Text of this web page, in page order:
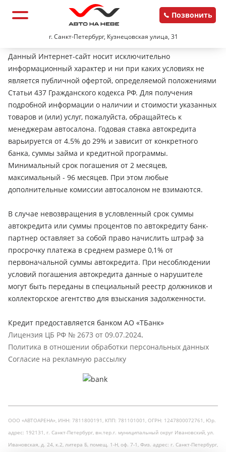
г. Санкт-Петербург, Кузнецовская улица, 31
Позвонить
Данный Интернет-сайт носит исключительно
информационный характер и ни при каких условиях не
является публичной офертой, определяемой положениями
Статьи 437 Гражданского кодекса РФ. Для получения
подробной информации о наличии и стоимости указанных
товаров и (или) услуг, пожалуйста, обращайтесь к
менеджерам автосалона. Годовая ставка автокредита
варьируется от 4.5% до 29% и зависит от конкретного
банка, суммы займа и кредитной программы.
Минимальный срок погашения от 2 месяцев,
максимальный - 96 месяцев. При этом любые
дополнительные комиссии автосалоном не взимаются.
В случае невозвращения в условленный срок суммы
автокредита или суммы процентов по автокредиту банк-
партнер оставляет за собой право начислить штраф за
просрочку платежа в среднем размере 0,1% от
первоначальной суммы автокредита. При несоблюдении
условий погашения автокредита данные о нарушителе
могут быть переданы в специальный реестр должников и
коллекторское агентство для взыскания задолженности.
Кредит предоставляется банком АО «ТБанк»
Лицензия ЦБ РФ № 2673 от 09.07.2024.
Политика в отношении обработки персональных данных
Согласие на рекламную рассылку
ООО «АВТОАРЕНА», ИНН: 7811800191, КПП: 781101001, ОГРН: 1247800072761, Юр.
адрес: 192131, г. Санкт-Петербург, вн.тер.г. муниципальный округ Ивановский, ул.
Ивановская, д. 24, к.2, литера Б, помещ. 1-Н, оф. 7-1, Физ. адрес: г. Санкт-Петербург,